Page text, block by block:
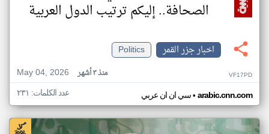
الصحافة.. إليكم ترتيب الدول العربية
اخبار جزر القمر
Politics
May 04, 2026
منذ ٣ أشهر VF17PD
سي ان ان عربي• arabic.cnn.com عدد الكلمات: ٢٣١